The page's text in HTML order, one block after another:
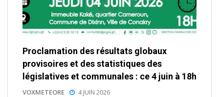
Proclamation des résultats globaux
provisoires et des statistiques des
législatives et communales : ce 4 juin à 18h
VOXMETEORE 4 JUIN 2026